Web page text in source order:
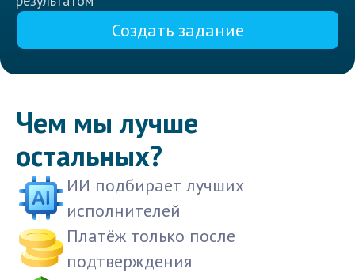
Создать задание
Чем мы лучше
остальных?
ИИ подбирает лучших
исполнителей
Платёж только после
подтверждения